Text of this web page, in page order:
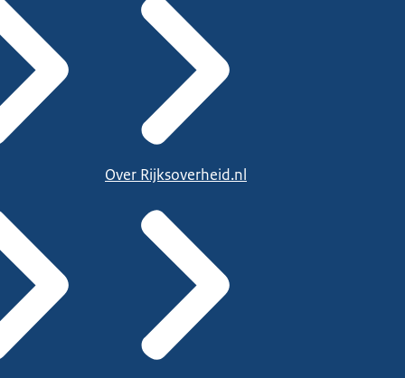
Over Rijksoverheid.nl